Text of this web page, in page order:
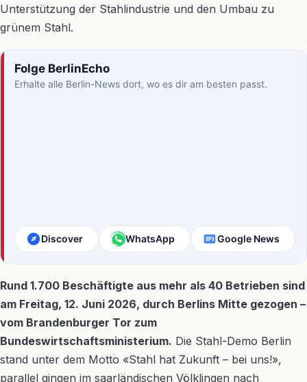
Unterstützung der Stahlindustrie und den Umbau zu
grünem Stahl.
Folge BerlinEcho
Erhalte alle Berlin-News dort, wo es dir am besten passt.
Discover WhatsApp Google News
Rund 1.700 Beschäftigte aus mehr als 40 Betrieben sind
am Freitag, 12. Juni 2026, durch Berlins Mitte gezogen –
vom Brandenburger Tor zum
Bundeswirtschaftsministerium. Die Stahl-Demo Berlin
stand unter dem Motto «Stahl hat Zukunft – bei uns!»,
parallel gingen im saarländischen Völklingen nach